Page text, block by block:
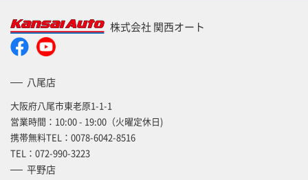
株式会社 関西オート
八尾店
大阪府八尾市東老原1-1-1
営業時間：10:00 - 19:00（火曜定休日)
携帯無料TEL： 0078-6042-8516
TEL： 072-990-3223
平野店